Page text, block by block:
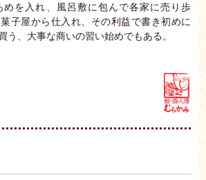
めを入れ、風呂敷に包んで各家に売り歩
子屋から仕入れ、その利益で書き初めに
う、大事な商いの習い始めでもある。